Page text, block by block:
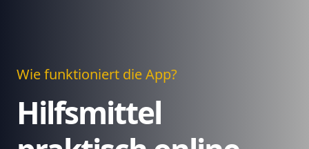
Wie funktioniert die App?
Hilfsmittel